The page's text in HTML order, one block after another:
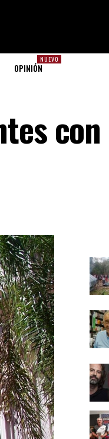
NUEVO
OPINIÓN
con